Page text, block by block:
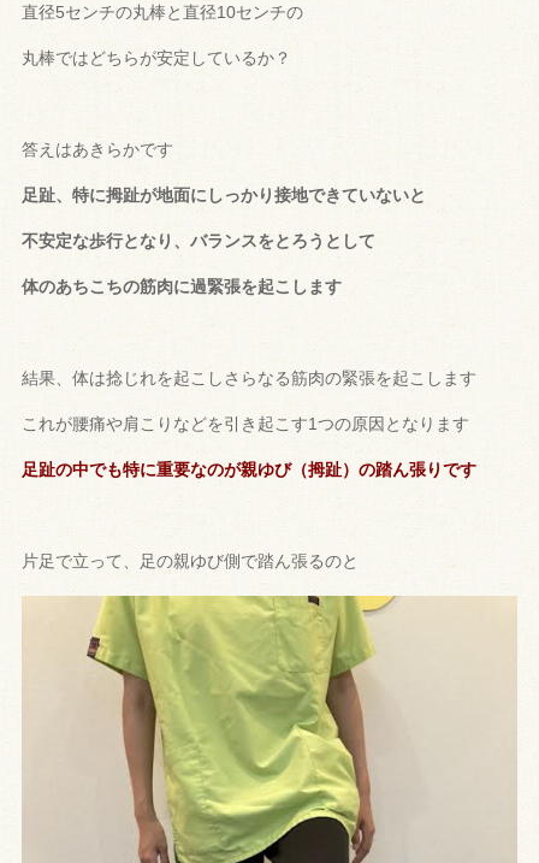
直径5センチの丸棒と直径10センチの
丸棒ではどちらが安定しているか？
答えはあきらかです
足趾、特に拇趾が地面にしっかり接地できていないと
不安定な歩行となり、バランスをとろうとして
体のあちこちの筋肉に過緊張を起こします
結果、体は捻じれを起こしさらなる筋肉の緊張を起こします
これが腰痛や肩こりなどを引き起こす1つの原因となります
足趾の中でも特に重要なのが親ゆび（拇趾）の踏ん張りです
片足で立って、足の親ゆび側で踏ん張るのと